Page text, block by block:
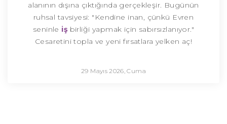
alanının dışına çıktığında gerçekleşir. Bugünün
ruhsal tavsiyesi: "Kendine inan, çünkü Evren
seninle iş birliği yapmak için sabırsızlanıyor."
Cesaretini topla ve yeni fırsatlara yelken aç!
29 Mayıs 2026, Cuma